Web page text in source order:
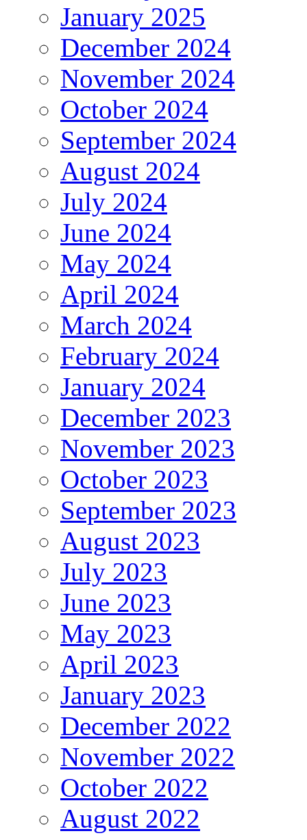
January 2025
December 2024
November 2024
October 2024
September 2024
August 2024
July 2024
June 2024
May 2024
April 2024
March 2024
February 2024
January 2024
December 2023
November 2023
October 2023
September 2023
August 2023
July 2023
June 2023
May 2023
April 2023
January 2023
December 2022
November 2022
October 2022
August 2022